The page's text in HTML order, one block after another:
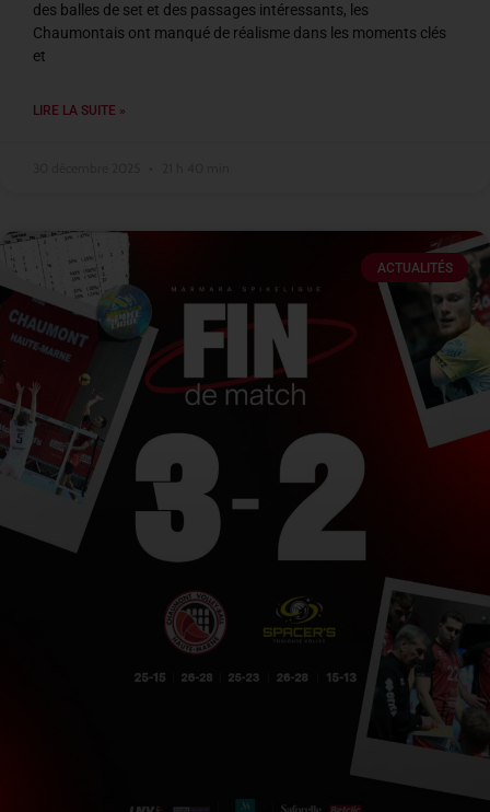
des balles de set et des passages intéressants, les
Chaumontais ont manqué de réalisme dans les moments clés
et
LIRE LA SUITE »
ACTUALITÉS